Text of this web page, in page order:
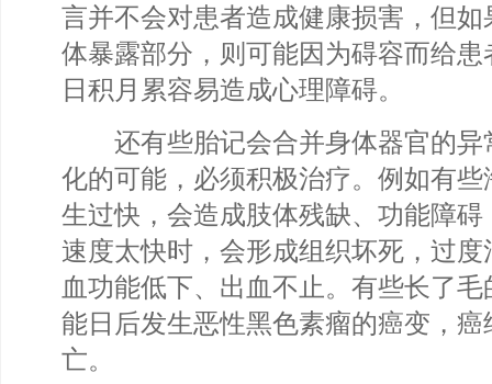
言并不会对患者造成健康损害，但
体暴露部分，则可能因为碍容而给
日积月累容易造成心理障碍。
还有些胎记会合并身体器官的异
化的可能，必须积极治疗。例如有
生过快，会造成肢体残缺、功能障
速度太快时，会形成组织坏死，过
血功能低下、出血不止。有些长了
能日后发生恶性黑色素瘤的癌变，
亡。